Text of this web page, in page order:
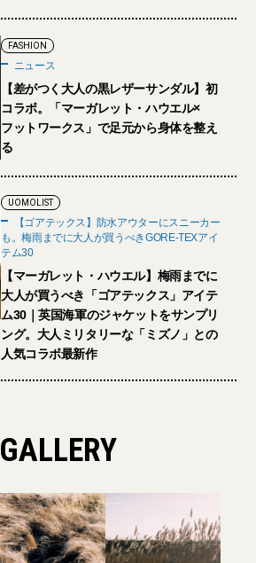
FASHION
ニュース
【差がつく大人の黒レザーサンダル】初
コラボ。「マーガレット・ハウエル×
フットワークス」で足元から身体を整え
る
UOMOLIST
【ゴアテックス】防水アウターにスニーカー
も。梅雨までに大人が買うべきGORE-TEXアイ
テム30
【マーガレット・ハウエル】梅雨までに
大人が買うべき「ゴアテックス」アイテ
ム30｜英国海軍のジャケットをサンプリ
ング。大人ミリタリーな「ミズノ」との
人気コラボ最新作
GALLERY